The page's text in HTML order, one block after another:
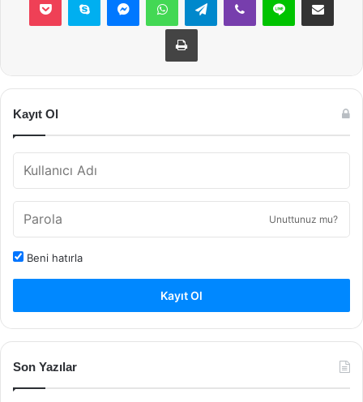
Yazdır
Kayıt Ol
Unuttunuz mu?
Beni hatırla
Kayıt Ol
Son Yazılar